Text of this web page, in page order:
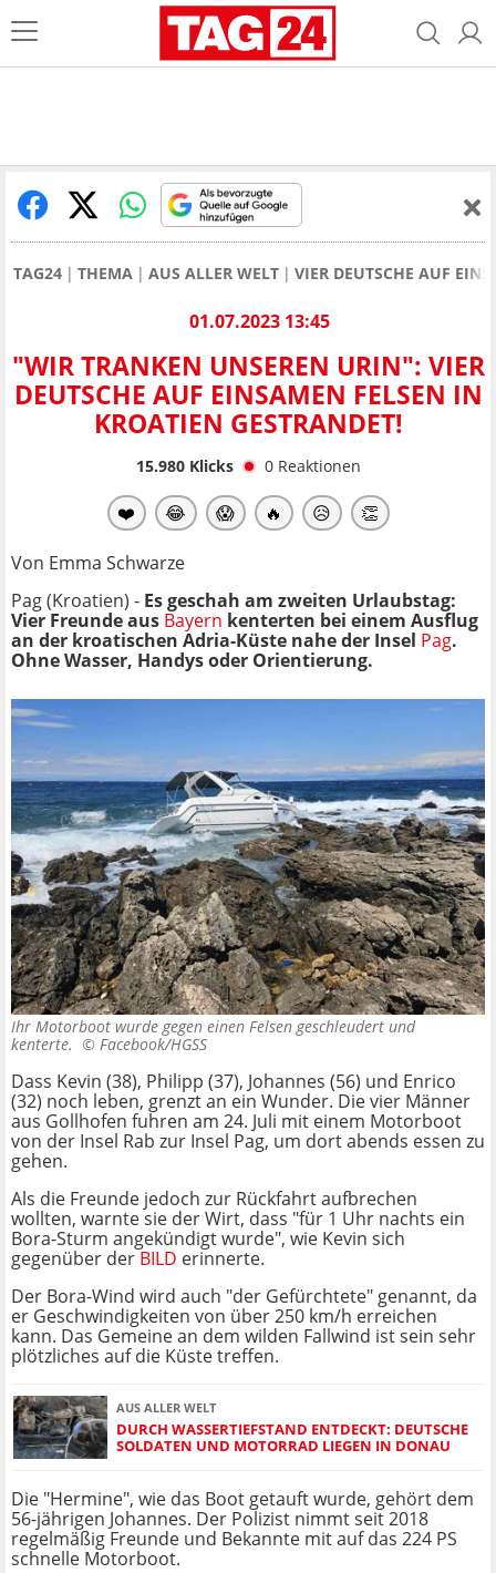
TAG24 THEMA AUS ALLER WELT VIER DEUTSCHE AUF
01.07.2023 13:45
"WIR TRANKEN UNSEREN URIN": VIER
DEUTSCHE AUF EINSAMEN FELSEN IN
KROATIEN GESTRANDET!
15.980Klicks 0 Reaktionen
❤️ 😂 😱 🔥 😥 👏
Von Emma Schwarze
Pag (Kroatien) - Es geschah am zweiten Urlaubstag:
Vier Freunde aus Bayern kenterten bei einem Ausflug
an der kroatischen Adria-Küste nahe der Insel Pag.
Ohne Wasser, Handys oder Orientierung.
Ihr Motorboot wurde gegen einen Felsen geschleudert und
kenterte. © Facebook/HGSS
Dass Kevin (38), Philipp (37), Johannes (56) und Enrico
(32) noch leben, grenzt an ein Wunder. Die vier Männer
aus Gollhofen fuhren am 24. Juli mit einem Motorboot
von der Insel Rab zur Insel Pag, um dort abends essen zu
gehen.
Als die Freunde jedoch zur Rückfahrt aufbrechen
wollten, warnte sie der Wirt, dass "für 1 Uhr nachts ein
Bora-Sturm angekündigt wurde", wie Kevin sich
gegenüber der BILD erinnerte.
Der Bora-Wind wird auch "der Gefürchtete" genannt, da
er Geschwindigkeiten von über 250 km/h erreichen
kann. Das Gemeine an dem wilden Fallwind ist sein sehr
plötzliches auf die Küste treffen.
AUS ALLER WELT
DURCH WASSERTIEFSTAND ENTDECKT: DEUTSCHE
SOLDATEN UND MOTORRAD LIEGEN IN DONAU
Die "Hermine", wie das Boot getauft wurde, gehört dem
56-jährigen Johannes. Der Polizist nimmt seit 2018
regelmäßig Freunde und Bekannte mit auf das 224 PS
schnelle Motorboot.